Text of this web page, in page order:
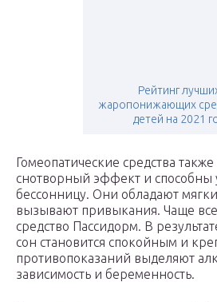
Рейтинг
жаропонижающих
детей на 2021
Гомеопатические средства
снотворный эффект и способны
бессонницу. Они обладают
вызывают привыкания. Чаще
средство Пассидорм. В
сон становится спокойным и
противопоказаний выделяют
зависимость и беременность.